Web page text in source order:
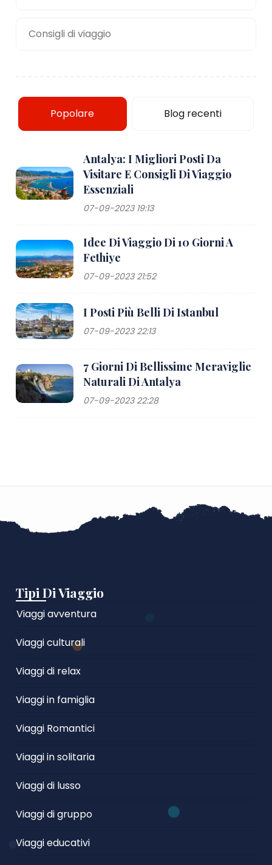
Consigli di viaggio
Popolare Blog recenti
Antalya: I Migliori Posti Da
Visitare E Consigli Di Viaggio
Essenziali
07-09-2023 19:13
Idee Di Viaggio Di 10 Giorni A
Fethiye
07-09-2023 21:52
I Posti Più Belli Di Istanbul
07-09-2023 22:13
7 Giorni Di Bellissime Meraviglie
Naturali Di Antalya
07-09-2023 22:28
Tipi Di Viaggio
Viaggi avventura
Viaggi culturali
Viaggi di relax
Viaggi in famiglia
Viaggi Romantici
Viaggi in solitaria
Viaggi di lusso
Viaggi di gruppo
Viaggi educativi